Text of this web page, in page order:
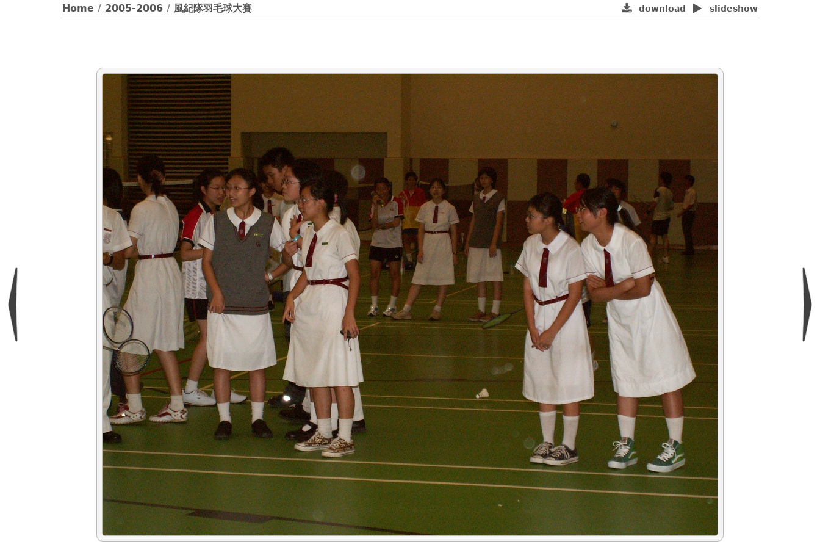
slideshow
download
Home / 2005-2006 / 風紀隊羽毛球大賽